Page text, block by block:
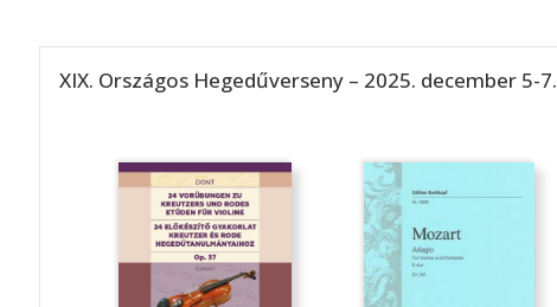
XIX. Országos Hegedűverseny – 2025. december 5-7.